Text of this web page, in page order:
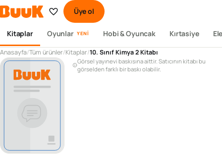
Üye ol
Kitaplar Oyunlar YENI Hobi & Oyuncak Kırtasiye
Anasayfa/Tüm ürünler/Kitaplar/10. Sınıf Kimya 2 Kitabı
Görsel yayınevi baskısına aittir. Satıcının kitabı bu
görselden farklı bir baskı olabilir.